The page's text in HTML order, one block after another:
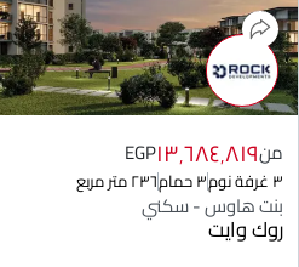
من١٣٬٦٨٤٬٨١٩EGP
٣ غرفة نوم ٣ حمام ٢٣٦ متر مربع
بنت هاوس - سكني
روك وايت